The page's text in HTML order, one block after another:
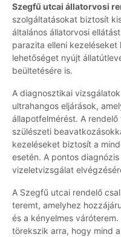
Szegfű utcai állatorvosi
szolgáltatásokat biztosít
általános állatorvosi
parazita elleni kezeléseket
lehetőséget nyújt
beültetésére is.
A diagnosztikai
ultrahangos eljárások,
állapotfelmérést. A
szülészeti
kezeléseket biztosít a
esetén. A pontos
vizeletvizsgálat
A Szegfű utcai rendelő
teremt, amelyhez
és a kényelmes
törekszik arra, hogy mind